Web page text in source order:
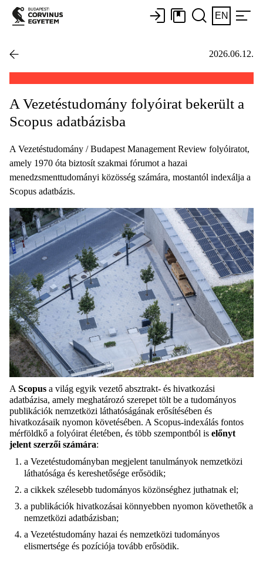
EN
2026.06.12.
A Vezetéstudomány folyóirat bekerült a
Scopus adatbázisba
A Vezetéstudomány / Budapest Management Review folyóiratot,
amely 1970 óta biztosít szakmai fórumot a hazai
menedzsmenttudományi közösség számára, mostantól indexálja a
Scopus adatbázis.
A Scopus a világ egyik vezető absztrakt- és hivatkozási
adatbázisa, amely meghatározó szerepet tölt be a tudományos
publikációk nemzetközi láthatóságának erősítésében és
hivatkozásaik nyomon követésében. A Scopus-indexálás fontos
mérföldkő a folyóirat életében, és több szempontból is előnyt
jelent szerzői számára:
a Vezetéstudományban megjelent tanulmányok nemzetközi
láthatósága és kereshetősége erősödik;
a cikkek szélesebb tudományos közönséghez juthatnak el;
a publikációk hivatkozásai könnyebben nyomon követhetők a
nemzetközi adatbázisban;
a Vezetéstudomány hazai és nemzetközi tudományos
elismertsége és pozíciója tovább erősödik.